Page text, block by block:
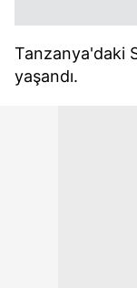
Tanzanya'daki
yaşandı.